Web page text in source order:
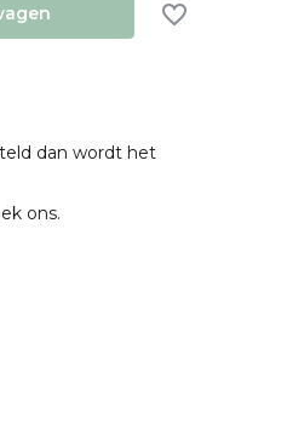
dan wordt het
ons.